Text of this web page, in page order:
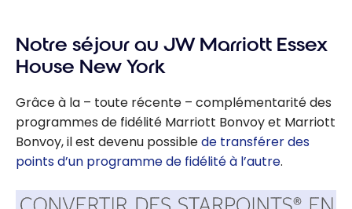
Notre séjour au JW Marriott Essex
House New York
Grâce à la – toute récente – complémentarité des
programmes de fidélité Marriott Bonvoy et Marriott
Bonvoy, il est devenu possiblede transférer des
points d’un programme de fidélité à l’autre.